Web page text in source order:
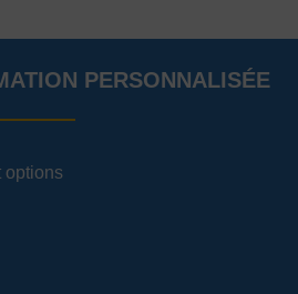
PERSONNALISÉE
options